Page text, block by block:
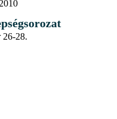
26-28.